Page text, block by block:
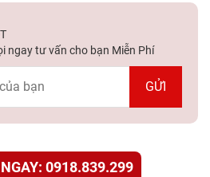
ngay tư vấn cho bạn Miễn Phí
0918.839.299